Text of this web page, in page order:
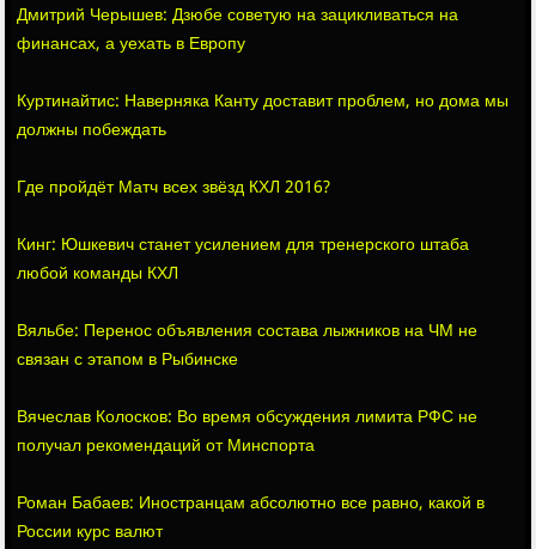
Дмитрий Черышев: Дзюбе советую на зацикливаться на
финансах, а уехать в Европу
Куртинайтис: Наверняка Канту доставит проблем, но дома мы
должны побеждать
Где пройдёт Матч всех звёзд КХЛ 2016?
Кинг: Юшкевич станет усилением для тренерского штаба
любой команды КХЛ
Вяльбе: Перенос объявления состава лыжников на ЧМ не
связан с этапом в Рыбинске
Вячеслав Колосков: Во время обсуждения лимита РФС не
получал рекомендаций от Минспорта
Роман Бабаев: Иностранцам абсолютно все равно, какой в
России курс валют